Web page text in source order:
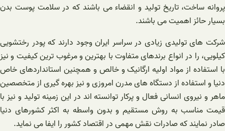
پروانه ساخت، تاریخ تولید و انقضاء می باشند که در سلامت پوست بدن
بسیار حائز اهمیت می باشند.
شرکت های تولیدی زیادی در سراسر ایران وجود دارند که پودر رختشویی
کیلویی، را در انواع برندهای متفاوت با بهترین و مرغوب ترین کیفیت و نیز
با استفاده از مواد اولیه ارگانیک و خالص و همچنین استانداردهای خاص
دنیا و استفاده از دستگاه های مدرن امروزی و نیز بهره گیری از متخصصین
ماهر و نیروی انسانی فعال و پرکار توانسته اند در این زمینه تولید و نیز با
قیمت مناسب به روش مستقیم و بدون واسطه به اکثر کشورهای دنیا
صادر نمایند که صادرات نقش مهمی در اقتصاد کشور را ایفا می نماید.